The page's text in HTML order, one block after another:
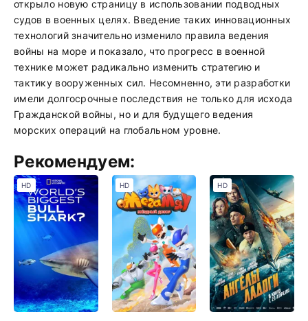
открыло новую страницу в использовании подводных
судов в военных целях. Введение таких инновационных
технологий значительно изменило правила ведения
войны на море и показало, что прогресс в военной
технике может радикально изменить стратегию и
тактику вооруженных сил. Несомненно, эти разработки
имели долгосрочные последствия не только для исхода
Гражданской войны, но и для будущего ведения
морских операций на глобальном уровне.
Рекомендуем:
HD HD HD